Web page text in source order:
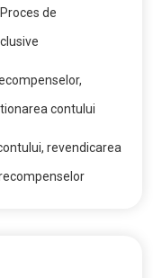
de
contului
revendicarea